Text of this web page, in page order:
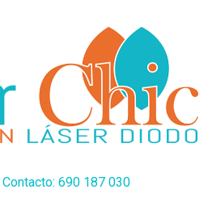
690 187 030